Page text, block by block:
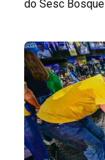
do Sesc Bosque